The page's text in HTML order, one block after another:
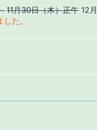
11月30日（木）正午 12
た。